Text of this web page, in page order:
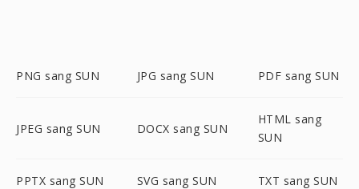
PNG sang SUN JPG sang SUN PDF sang SUN
JPEG sang SUN DOCX sang SUN
HTML sang
SUN
PPTX sang SUN SVG sang SUN TXT sang SUN